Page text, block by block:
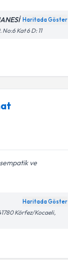
Haritada Göster
Kat 6 D: 11
ve
Haritada Göster
Körfez/Kocaeli,